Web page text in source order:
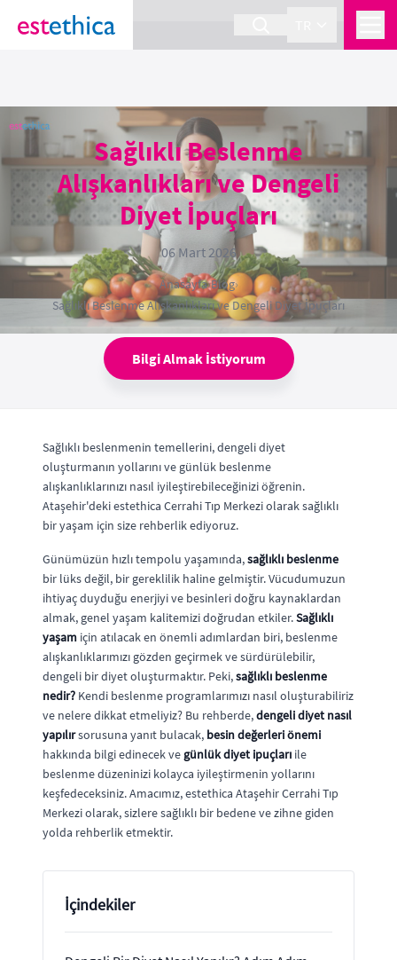
section Service {
Sağlıklı Beslenme
Alışkanlıkları ve Dengeli
Diyet İpuçları
06 Mart 2026
Anasayfa›Blog›
Sağlıklı Beslenme Alışkanlıkları ve Dengeli Diyet İpuçları
Bilgi Almak İstiyorum
Sağlıklı beslenmenin temellerini, dengeli diyet
oluşturmanın yollarını ve günlük beslenme
alışkanlıklarınızı nasıl iyileştirebileceğinizi öğrenin.
Ataşehir'deki estethica Cerrahi Tıp Merkezi olarak sağlıklı
bir yaşam için size rehberlik ediyoruz.
Günümüzün hızlı tempolu yaşamında,sağlıklı beslenme
bir lüks değil, bir gereklilik haline gelmiştir. Vücudumuzun
ihtiyaç duyduğu enerjiyi ve besinleri doğru kaynaklardan
almak, genel yaşam kalitemizi doğrudan etkiler.Sağlıklı
yaşam için atılacak en önemli adımlardan biri, beslenme
alışkanlıklarımızı gözden geçirmek ve sürdürülebilir,
dengeli bir diyet oluşturmaktır. Peki,sağlıklı beslenme
nedir? Kendi beslenme programlarımızı nasıl oluşturabiliriz
ve nelere dikkat etmeliyiz? Bu rehberde,dengeli diyet nasıl
yapılırsorusuna yanıt bulacak, besin değerleri önemi
hakkında bilgi edinecek ve günlük diyet ipuçları ile
beslenme düzeninizi kolayca iyileştirmenin yollarını
keşfedeceksiniz. Amacımız, estethica Ataşehir Cerrahi Tıp
Merkezi olarak, sizlere sağlıklı bir bedene ve zihne giden
yolda rehberlik etmektir.
İçindekiler